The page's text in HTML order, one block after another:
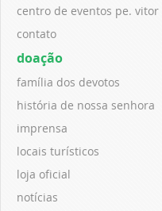
centro de eventos pe. vitor
contato
doação
família dos devotos
história de nossa senhora
imprensa
locais turísticos
loja oficial
notícias